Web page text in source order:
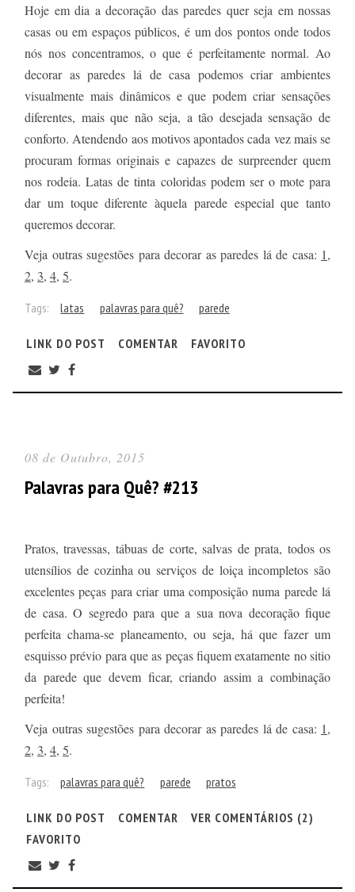
Hoje em dia a decoração das paredes quer seja em nossas
casas ou em espaços públicos, é um dos pontos onde todos
nós nos concentramos, o que é perfeitamente normal. Ao
decorar as paredes lá de casa podemos criar ambientes
visualmente mais dinâmicos e que podem criar sensações
diferentes, mais que não seja, a tão desejada sensação de
conforto. Atendendo aos motivos apontados cada vez mais se
procuram formas originais e capazes de surpreender quem
nos rodeia. Latas de tinta coloridas podem ser o mote para
dar um toque diferente àquela parede especial que tanto
queremos decorar.
Veja outras sugestões para decorar as paredes lá de casa: 1,
2, 3, 4, 5.
Tags: latas palavras para quê? parede
LINK DO POST COMENTAR FAVORITO
08 de Outubro, 2015
Palavras para Quê? #213
Pratos, travessas, tábuas de corte, salvas de prata, todos os
utensílios de cozinha ou serviços de loiça incompletos são
excelentes peças para criar uma composição numa parede lá
de casa. O segredo para que a sua nova decoração fique
perfeita chama-se planeamento, ou seja, há que fazer um
esquisso prévio para que as peças fiquem exatamente no sitio
da parede que devem ficar, criando assim a combinação
perfeita!
Veja outras sugestões para decorar as paredes lá de casa: 1,
2, 3, 4, 5.
Tags: palavras para quê? parede pratos
LINK DO POST COMENTAR
VER COMENTÁRIOS (2)
FAVORITO